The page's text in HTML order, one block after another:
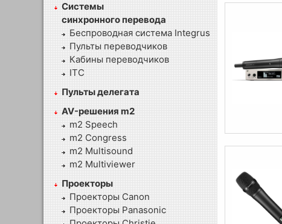
Системы
синхронного перевода
Беспроводная система Integrus
Пульты переводчиков
Кабины переводчиков
ITC
Пульты делегата
AV-решения m2
m2 Speech
m2 Congress
m2 Multisound
m2 Multiviewer
Проекторы
Проекторы Canon
Проекторы Panasonic